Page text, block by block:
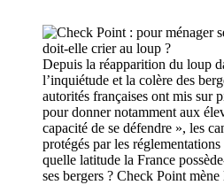
Depuis la réapparition du loup
l’inquiétude et la colère des
autorités françaises ont mis sur
pour donner notamment aux
capacité de se défendre », les
protégés par les
quelle latitude la France
ses bergers ? Check Point mène